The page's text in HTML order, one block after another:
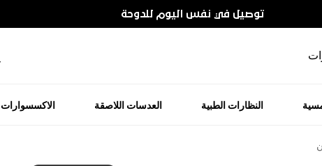
توصيل في نفس اليوم للدوحة
النظارات الطبية العدسات اللاصقة الاكسسوارات